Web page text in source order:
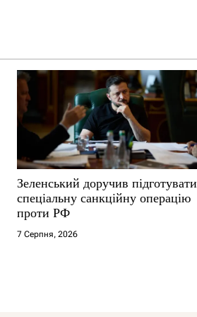
Зеленський доручив підготувати
спеціальну санкційну операцію
проти РФ
7 Серпня, 2026